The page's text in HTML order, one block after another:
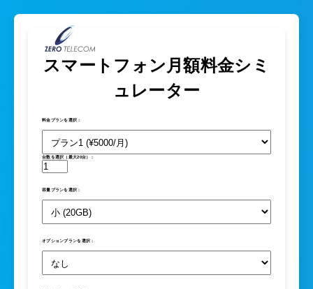
スマートフォン月額料金シミ
ュレーター
料金プランを選択：
台数を選択（最大20台）：
容量プランを選択：
オプションプランを選択：